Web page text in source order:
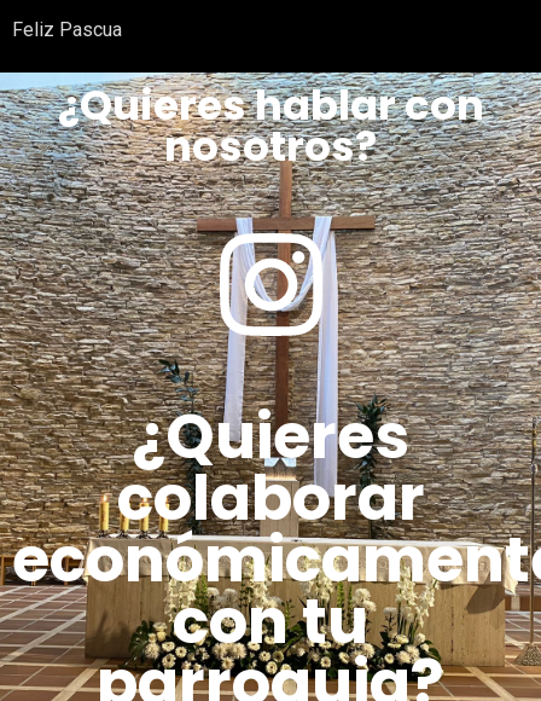
Feliz Pascua
¿Quieres hablar con
nosotros?
¿Quieres
colaborar
con tu
parroquia?